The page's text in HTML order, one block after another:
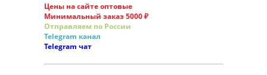
Цены на сайте оптовые
Минимальный заказ 5000 ₽
Отправляем по России
Telegram канал
Telegram чат